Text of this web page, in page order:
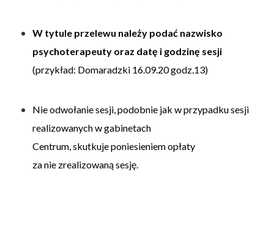
W tytule przelewu należy podać nazwisko
psychoterapeuty oraz datę i godzinę sesji
(przykład: Domaradzki 16.09.20 godz.13)
Nie odwołanie sesji, podobnie jak w przypadku sesji
realizowanych w gabinetach
Centrum, skutkuje poniesieniem opłaty
za nie zrealizowaną sesję.